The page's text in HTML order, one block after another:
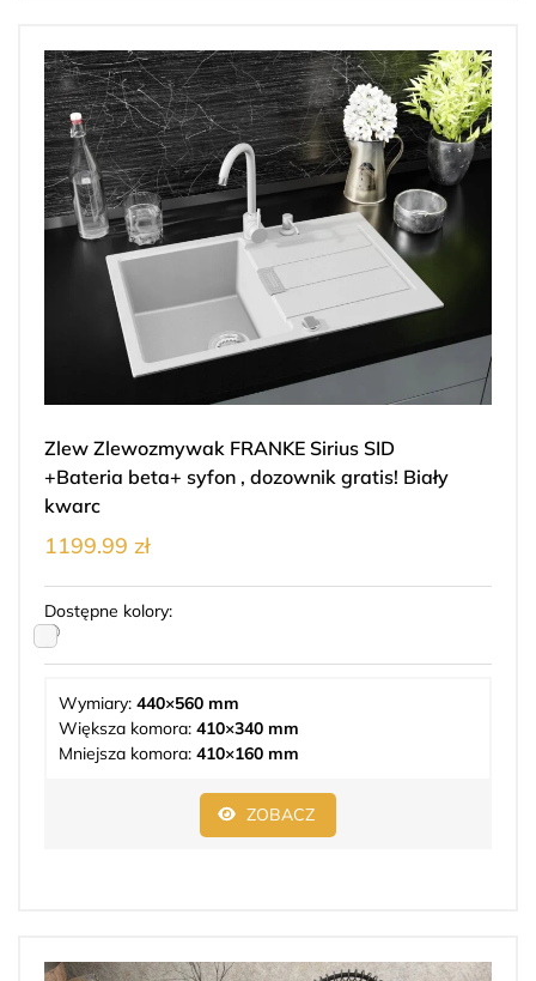
Zlew Zlewozmywak FRANKE Sirius SID
+Bateria beta+ syfon , dozownik gratis! Biały
kwarc
1199.99 zł
Dostępne kolory:
Wymiary: 440×560 mm
Większa komora: 410×340 mm
Mniejsza komora: 410×160 mm
ZOBACZ